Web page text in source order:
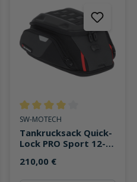
4.2 von 5 Sternen
Durchschnittliche Bewertung
SW-MOTECH
Tankrucksack Quick-
Lock PRO Sport 12-
210,00 €